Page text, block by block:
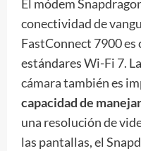
El módem
conectividad de
FastConnect 7900
estándares Wi-Fi 7.
cámara también es
capacidad de
una resolución de
las pantallas, el